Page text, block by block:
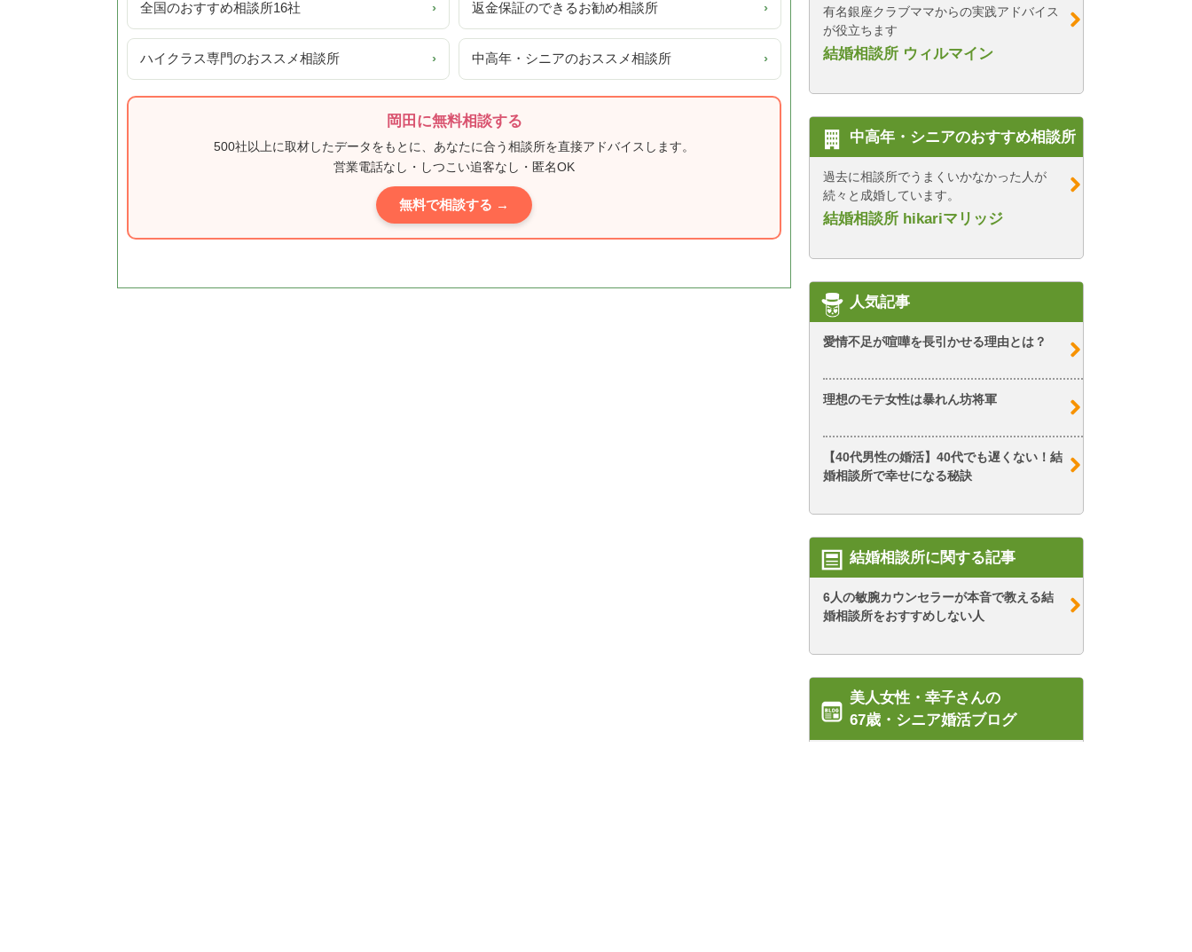
全国のおすすめ相談所16社 › 返金保証のできるお勧め相談所 ›
ハイクラス専門のおススメ相談所 › 中高年・シニアのおススメ相談所 ›
岡田に無料相談する
500社以上に取材したデータをもとに、あなたに合う相談所を直接アドバイスします。
営業電話なし・しつこい追客なし・匿名OK
無料で相談する →
有名銀座クラブママからの実践アドバイス
が役立ちます
結婚相談所 ウィルマイン
中高年・シニアのおすすめ相談所
過去に相談所でうまくいかなかった人が
続々と成婚しています。
結婚相談所 hikariマリッジ
人気記事
愛情不足が喧嘩を長引かせる理由とは？
理想のモテ女性は暴れん坊将軍
【40代男性の婚活】40代でも遅くない！結
婚相談所で幸せになる秘訣
結婚相談所に関する記事
6人の敏腕カウンセラーが本音で教える結
婚相談所をおすすめしない人
美人女性・幸子さんの
67歳・シニア婚活ブログ